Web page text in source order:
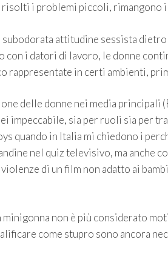
risolti i problemi piccoli, rimangono
subodorata attitudine sessista
con i datori di lavoro, le donne
rappresentate in certi ambienti,
delle donne nei media principali
impeccabile, sia per ruoli sia per
quando in Italia mi chiedono i
nel quiz televisivo, ma anche
violenze di un film non adatto ai
minigonna non è più considerato
come stupro sono ancora